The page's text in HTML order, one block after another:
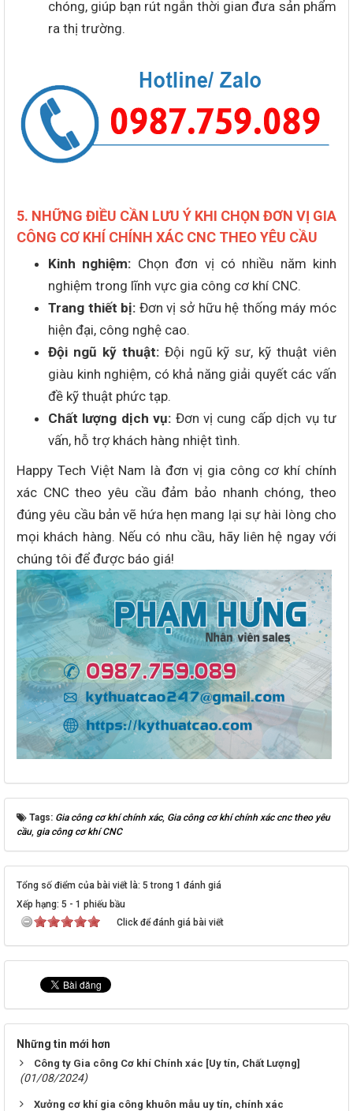
chóng, giúp bạn rút ngắn thời gian đưa sản phẩm
ra thị trường.
5. NHỮNG ĐIỀU CẦN LƯU Ý KHI CHỌN ĐƠN VỊ GIA
CÔNG CƠ KHÍ CHÍNH XÁC CNC THEO YÊU CẦU
Kinh nghiệm: Chọn đơn vị có nhiều năm kinh
nghiệm trong lĩnh vực gia công cơ khí CNC.
Trang thiết bị: Đơn vị sở hữu hệ thống máy móc
hiện đại, công nghệ cao.
Đội ngũ kỹ thuật: Đội ngũ kỹ sư, kỹ thuật viên
giàu kinh nghiệm, có khả năng giải quyết các vấn
đề kỹ thuật phức tạp.
Chất lượng dịch vụ: Đơn vị cung cấp dịch vụ tư
vấn, hỗ trợ khách hàng nhiệt tình.
Happy Tech Việt Nam là đơn vị gia công cơ khí chính
xác CNC theo yêu cầu đảm bảo nhanh chóng, theo
đúng yêu cầu bản vẽ hứa hẹn mang lại sự hài lòng cho
mọi khách hàng. Nếu có nhu cầu, hãy liên hệ ngay với
chúng tôi để được báo giá!
Tags: Gia công cơ khí chính xác, Gia công cơ khí chính xác cnc theo yêu
cầu, gia công cơ khí CNC
Tổng số điểm của bài viết là: 5 trong 1 đánh giá
Xếp hạng: 5 - 1 phiếu bầu
Click để đánh giá bài viết
Những tin mới hơn
Công ty Gia công Cơ khí Chính xác [Uy tín, Chất Lượng]
(01/08/2024)
Xưởng cơ khí gia công khuôn mẫu uy tín, chính xác